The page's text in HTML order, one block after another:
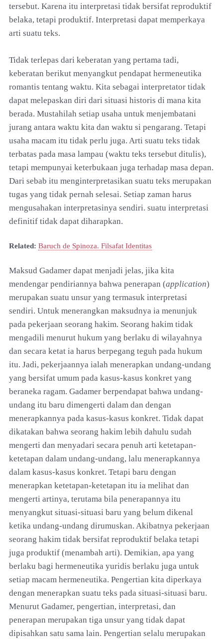
tersebut. Karena itu interpretasi tidak bersifat reproduktif
belaka, tetapi produktif. Interpretasi dapat memperkaya
arti suatu teks.
Tidak terlepas dari keberatan yang pertama tadi,
keberatan berikut menyangkut pendapat hermeneutika
romantis tentang waktu. Kita sebagai interpretator tidak
dapat melepaskan diri dari situasi historis di mana kita
berada. Mustahilah setiap usaha untuk menjembatani
jurang antara waktu kita dan waktu si pengarang. Tetapi
usaha macam itu tidak perlu juga. Arti suatu teks tidak
terbatas pada masa lampau (waktu teks tersebut ditulis),
tetapi mempunyai keterbukaan juga terhadap masa depan.
Dari sebab itu menginterpretasikan suatu teks merupakan
tugas yang tidak pernah selesai. Setiap zaman harus
mengusahakan interpretasinya sendiri. suatu interpretasi
definitif tidak dapat diharapkan.
Related: Baruch de Spinoza. Filsafat Identitas
Maksud Gadamer dapat menjadi jelas, jika kita
mendengar pendiriannya bahwa penerapan (application)
merupakan suatu unsur yang termasuk interpretasi
sendiri. Untuk menerangkan maksudnya ia menunjuk
pada pekerjaan seorang hakim. Seorang hakim tidak
mengadili menurut hukum yang berlaku di wilayahnya
dan secara ketat ia harus berpegang teguh pada hukum
itu. Jadi, pekerjaannya ialah menerapkan undang-undang
yang bersifat umum pada kasus-kasus konkret yang
beraneka ragam. Gadamer berpendapat bahwa undang-
undang itu baru dimengerti dalam dan dengan
menerapkannya pada kasus-kasus konkret. Tidak dapat
dikatakan bahwa seorang hakim lebih dahulu sudah
mengerti dan menyadari secara penuh arti ketetapan-
ketetapan dalam undang-undang, lalu menerapkannya
dalam kasus-kasus konkret. Tetapi baru dengan
menerapkan ketetapan-ketetapan itu ia melihat dan
mengerti artinya, terutama bila penerapannya itu
menyangkut situasi-situasi baru yang belum dikenal
ketika undang-undang dirumuskan. Akibatnya pekerjaan
seorang hakim tidak bersifat reproduktif belaka tetapi
juga produktif (menambah arti). Demikian, apa yang
berlaku bagi hermeneutika yuridis berlaku juga untuk
setiap macam hermeneutika. Pengertian kita diperkaya
dengan menerapkan suatu teks pada situasi-situasi baru.
Menurut Gadamer, pengertian, interpretasi, dan
penerapan merupakan tiga unsur yang tidak dapat
dipisahkan satu sama lain. Pengertian selalu merupakan